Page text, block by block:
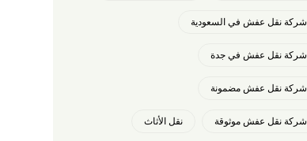
شركة نقل عفش في السعودية
شركة نقل عفش في جدة
شركة نقل عفش مضمونة
شركة نقل عفش موثوقة نقل الأثاث